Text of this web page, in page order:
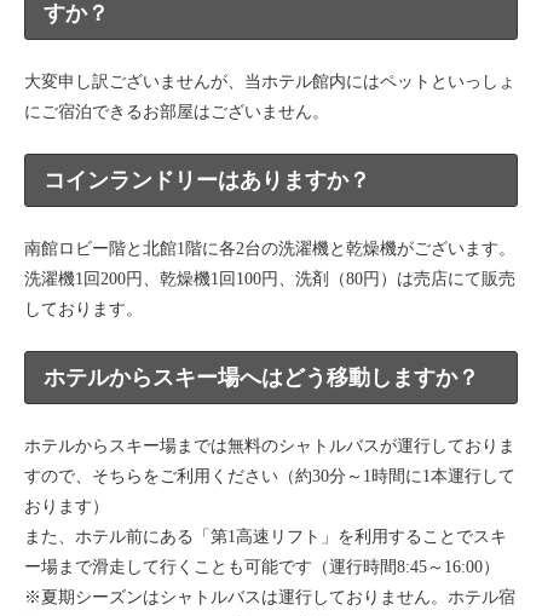
すか？
大変申し訳ございませんが、当ホテル館内にはペットといっしょ
にご宿泊できるお部屋はございません。
コインランドリーはありますか？
南館ロビー階と北館1階に各2台の洗濯機と乾燥機がございます。
洗濯機1回200円、乾燥機1回100円、洗剤（80円）は売店にて販売
しております。
ホテルからスキー場へはどう移動しますか？
ホテルからスキー場までは無料のシャトルバスが運行しておりま
すので、そちらをご利用ください（約30分～1時間に1本運行して
おります）
また、ホテル前にある「第1高速リフト」を利用することでスキ
ー場まで滑走して行くことも可能です（運行時間8:45～16:00）
※夏期シーズンはシャトルバスは運行しておりません。ホテル宿